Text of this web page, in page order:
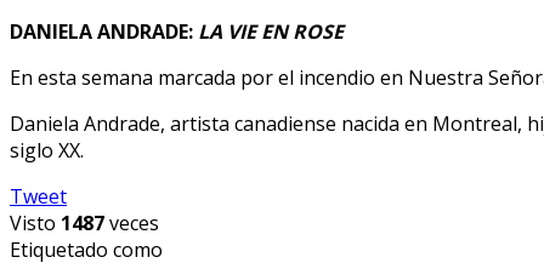
DANIELA ANDRADE: LA VIE EN ROSE
En esta semana marcada por el incendio en Nuestra
Daniela Andrade, artista canadiense nacida en Montreal,
siglo XX.
Tweet
Visto 1487veces
Etiquetado como